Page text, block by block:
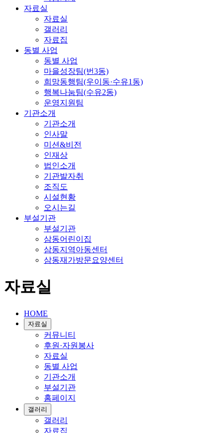
자료실
자료실
갤러리
자료집
동별 사업
동별 사업
마을성장팀(번3동)
희망동행팀(우이동·수유1동)
행복나눔팀(수유2동)
운영지원팀
기관소개
기관소개
인사말
미션&비전
인재상
법인소개
기관발자취
조직도
시설현황
오시는길
부설기관
부설기관
삼동어린이집
삼동지역아동센터
삼동재가방문요양센터
자료실
HOME
자료실
커뮤니티
후원·자원봉사
자료실
동별 사업
기관소개
부설기관
홈페이지
갤러리
갤러리
자료집